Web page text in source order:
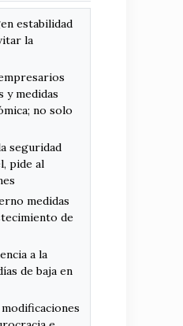
estabilidad
la
y medidas
no solo
seguridad
pide al
medidas
de
a la
de baja en